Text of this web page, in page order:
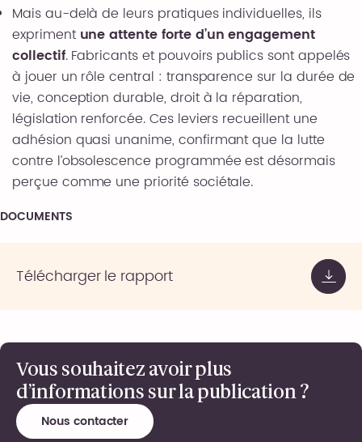
Mais au-delà de leurs pratiques individuelles, ils
expriment une attente forte d’un engagement
collectif. Fabricants et pouvoirs publics sont appelés
à jouer un rôle central : transparence sur la durée de
vie, conception durable, droit à la réparation,
législation renforcée. Ces leviers recueillent une
adhésion quasi unanime, confirmant que la lutte
contre l’obsolescence programmée est désormais
perçue comme une priorité sociétale.
DOCUMENTS
Télécharger le rapport
Vous souhaitez avoir plus
d’informations sur la publication ?
Nous contacter